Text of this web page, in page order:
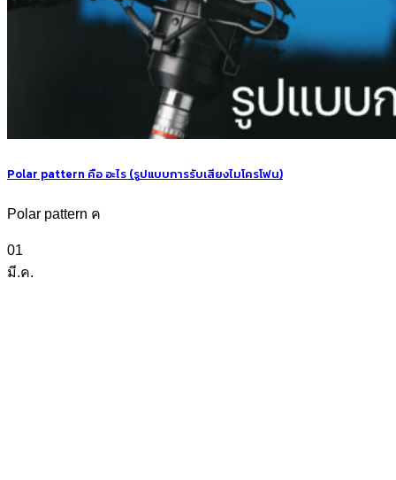
Polar pattern คือ อะไร (รูปแบบการรับเสียงไมโครโฟน)
Polar pattern ค
01
มี.ค.